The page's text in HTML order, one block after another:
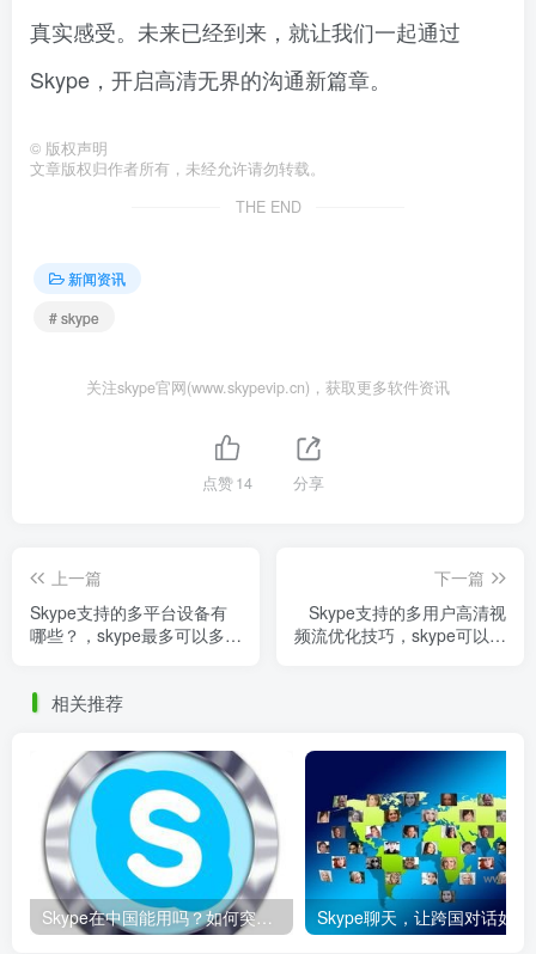
真实感受。未来已经到来，就让我们一起通过
Skype，开启高清无界的沟通新篇章。
© 版权声明
文章版权归作者所有，未经允许请勿转载。
THE END
新闻资讯
# skype
关注skype官网(www.skypevip.cn)，获取更多软件资讯
点赞14 分享
上一篇
Skype支持的多平台设备有
哪些？，skype最多可以多少
下一篇
Skype支持的多用户高清视
频流优化技巧，skype可以视
相关推荐
Skype在中国能用吗？如何突破限制畅享全球通话